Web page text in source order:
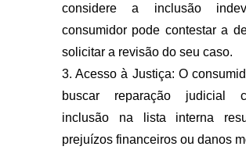
considere a inclusão
consumidor pode contestar a
solicitar a revisão do seu caso.
3. Acesso à Justiça: O
buscar reparação judicial
inclusão na lista interna
prejuízos financeiros ou danos